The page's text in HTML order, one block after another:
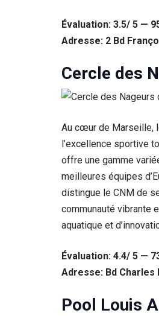
Évaluation: 3.5/ 5 —
Adresse: 2 Bd
Cercle des
Au cœur de Marseille,
l’excellence sportive
offre une gamme
meilleures équipes
distingue le CNM de
communauté vibrante
aquatique et
Évaluation: 4.4/ 5 —
Adresse: Bd Charles
Pool Louis